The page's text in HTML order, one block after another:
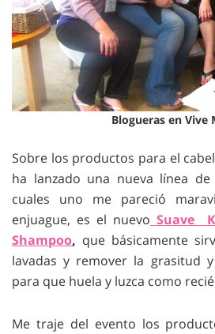
Blogueras en Vive
Sobre los productos para el
ha lanzado una nueva línea
cuales uno me pareció
enjuague, es el nuevo Suave
Shampoo, que básicamente
lavadas y remover la grasitud
para que huela y luzca como
Me traje del evento los